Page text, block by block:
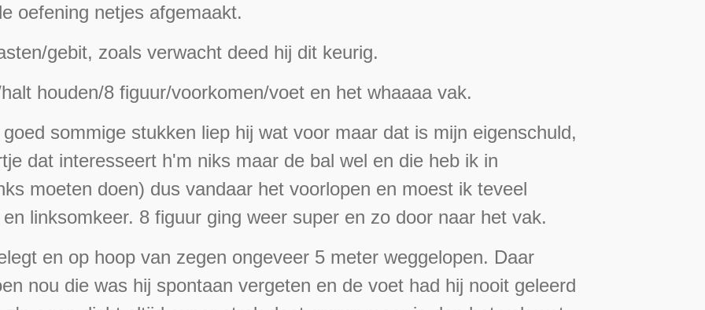
oefening netjes afgemaakt.
gebit, zoals verwacht deed hij dit keurig.
houden/8 figuur/voorkomen/voet en het whaaaa vak.
sommige stukken liep hij wat voor maar dat is mijn eigenschuld,
dat interesseert h'm niks maar de bal wel en die heb ik in
moeten doen) dus vandaar het voorlopen en moest ik teveel
linksomkeer. 8 figuur ging weer super en zo door naar het vak.
en op hoop van zegen ongeveer 5 meter weggelopen. Daar
nou die was hij spontaan vergeten en de voet had hij nooit geleerd